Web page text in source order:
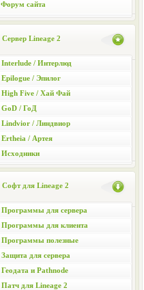
Форум сайта
Сервер Lineage 2
Interlude / Интерлюд
Epilogue / Эпилог
High Five / Хай Фай
GoD / ГоД
Lindvior / Линдвиор
Ertheia / Артея
Исходники
Софт для Lineage 2
Программы для сервера
Программы для клиента
Программы полезные
Защита для сервера
Геодата и Pathnode
Патч для Lineage 2